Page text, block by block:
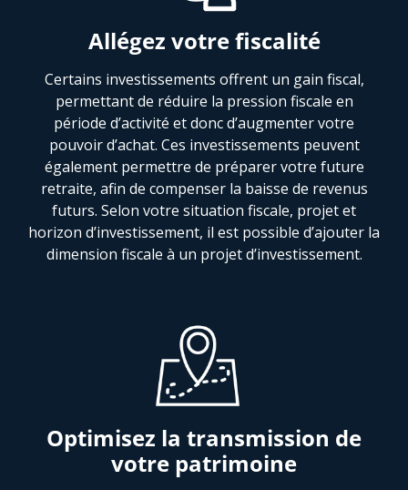
Allégez votre fiscalité
Certains investissements offrent un gain fiscal,
permettant de réduire la pression fiscale en
période d’activité et donc d’augmenter votre
pouvoir d’achat. Ces investissements peuvent
également permettre de préparer votre future
retraite, afin de compenser la baisse de revenus
futurs. Selon votre situation fiscale, projet et
horizon d’investissement, il est possible d’ajouter la
dimension fiscale à un projet d’investissement.
Optimisez la transmission de
votre patrimoine